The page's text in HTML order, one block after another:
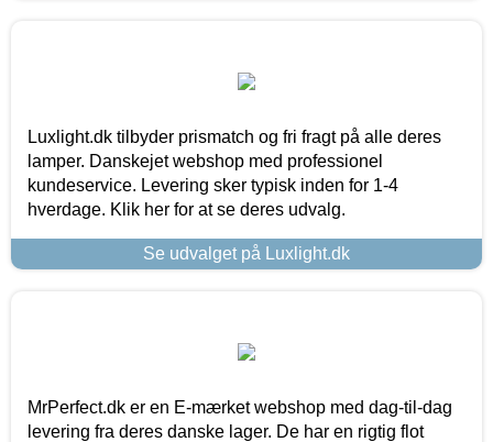
Luxlight.dk tilbyder prismatch og fri fragt på alle deres
lamper. Danskejet webshop med professionel
kundeservice. Levering sker typisk inden for 1-4
hverdage. Klik her for at se deres udvalg.
Se udvalget på Luxlight.dk
MrPerfect.dk er en E-mærket webshop med dag-til-dag
levering fra deres danske lager. De har en rigtig flot